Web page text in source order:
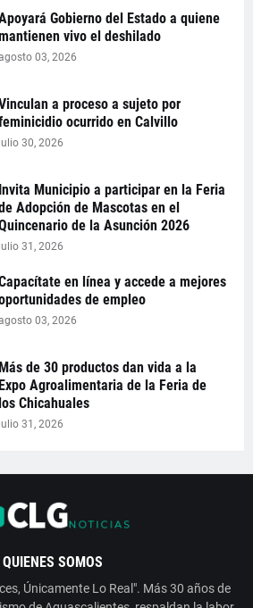
Gobierno del Estado a quiene
vivo el deshilado
03, 2026
a proceso a sujeto por
ocurrido en Calvillo
julio 30, 2026
Invita Municipio a participar en la Feria
Adopción de Mascotas en el
de la Asunción 2026
julio 31, 2026
en línea y accede a mejores
de empleo
03, 2026
Más de 30 productos dan vida a la
Expo Agroalimentaria de la Feria de
los Chicahuales
julio 31, 2026
QUIENES SOMOS
Únicamente Lo Real". Más 30 años de